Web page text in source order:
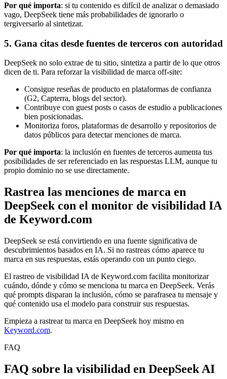
Por qué importa: si tu contenido es difícil de analizar o demasiado
vago, DeepSeek tiene más probabilidades de ignorarlo o
tergiversarlo al sintetizar.
5. Gana citas desde fuentes de terceros con autoridad
DeepSeek no solo extrae de tu sitio, sintetiza a partir de lo que otros
dicen de ti. Para reforzar la visibilidad de marca off-site:
Consigue reseñas de producto en plataformas de confianza
(G2, Capterra, blogs del sector).
Contribuye con guest posts o casos de estudio a publicaciones
bien posicionadas.
Monitoriza foros, plataformas de desarrollo y repositorios de
datos públicos para detectar menciones de marca.
Por qué importa: la inclusión en fuentes de terceros aumenta tus
posibilidades de ser referenciado en las respuestas LLM, aunque tu
propio dominio no se use directamente.
Rastrea las menciones de marca en
DeepSeek con el monitor de visibilidad IA
de Keyword.com
DeepSeek se está convirtiendo en una fuente significativa de
descubrimientos basados en IA. Si no rastreas cómo aparece tu
marca en sus respuestas, estás operando con un punto ciego.
El rastreo de visibilidad IA de Keyword.com facilita monitorizar
cuándo, dónde y cómo se menciona tu marca en DeepSeek. Verás
qué prompts disparan la inclusión, cómo se parafrasea tu mensaje y
qué contenido usa el modelo para construir sus respuestas.
Empieza a rastrear tu marca en DeepSeek hoy mismo en
Keyword.com.
FAQ
FAQ sobre la visibilidad en DeepSeek AI